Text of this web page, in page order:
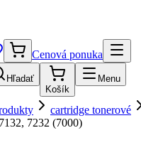
Cenová ponuka
Hľadať
Košík
Menu
cartridge tonerové
7232 (7000)